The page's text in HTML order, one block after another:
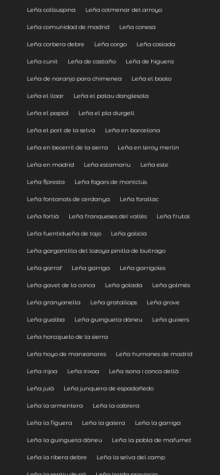
Leña collsuspina Leña colmenar del arroyo
Leña comunidad de madrid Leña conesa
Leña corbera debre Leña corgo Leña coslada
Leña cunit Leña de castaño Leña de higuera
Leña de naranjo para chimenea Leña el boalo
Leña el lloar Leña el palau danglesola
Leña el papiol Leña el pla durgell
Leña el port de la selva Leña en barcelona
Leña en becerril de la sierra Leña en leroy merlin
Leña en madrid Leña estamariu Leña este
Leña floresta Leña fogars de montclús
Leña fontanals de cerdanya Leña forallac
Leña fortià Leña franqueses del vallès Leña frutal
Leña fuentidueña de tajo Leña galicia
Leña gargantilla del lozoya pinilla de buitrago
Leña garraf Leña garriga Leña garrigoles
Leña gavet de la conca Leña golada Leña golmés
Leña granyanella Leña gratallops Leña grove
Leña gualba Leña guingueta dàneu Leña guixers
Leña horcajuelo de la sierra
Leña hoyo de manzanares Leña humanes de madrid
Leña irijoa Leña irixoa Leña isona i conca dellà
Leña juià Leña junquera de espadañedo
Leña la armentera Leña la cabrera
Leña la figuera Leña la galera Leña la garriga
Leña la guingueta dàneu Leña la pobla de mafumet
Leña la ribera debre Leña la selva del camp